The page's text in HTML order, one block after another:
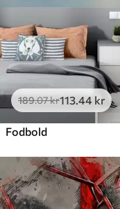
189.07kr113 .44 kr
Fodbold